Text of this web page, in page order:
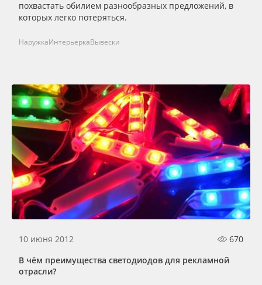
похвастать обилием разнообразных предложений, в
которых легко потеряться.
НаружкаИнтерьеркаВывески
10 июня 2012
670
В чём преимущества светодиодов для рекламной
отрасли?